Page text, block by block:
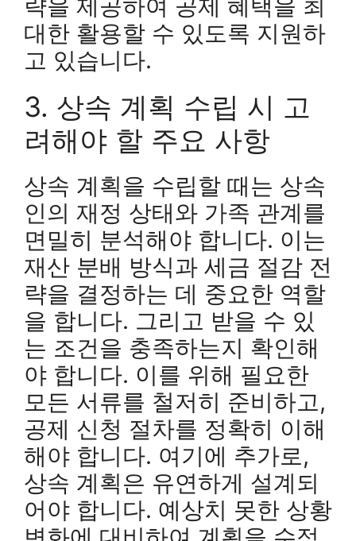
략을 제공하여 공제 혜택을 최
대한 활용할 수 있도록 지원하
고 있습니다.
3. 상속 계획 수립 시 고
려해야 할 주요 사항
상속 계획을 수립할 때는 상속
인의 재정 상태와 가족 관계를
면밀히 분석해야 합니다. 이는
재산 분배 방식과 세금 절감 전
략을 결정하는 데 중요한 역할
을 합니다. 그리고 받을 수 있
는 조건을 충족하는지 확인해
야 합니다. 이를 위해 필요한
모든 서류를 철저히 준비하고,
공제 신청 절차를 정확히 이해
해야 합니다. 여기에 추가로,
상속 계획은 유연하게 설계되
어야 합니다. 예상치 못한 상황